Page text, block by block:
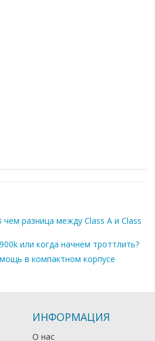
разница между Class A и Class
или когда начнем троттлить?
в компактном корпусе
ИНФОРМАЦИЯ
О нас